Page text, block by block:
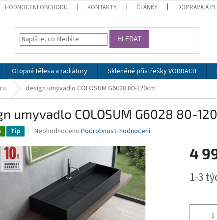
HODNOCENÍ OBCHODU KONTAKTY ČLÁNKY DOPRAVA A
HLEDAT
Otopná tělesa a radiátory Skleněné přístřešky VORDACH
design umyvadlo COLOSUM G6028 80-120cm
umyvadlo COLOSUM G6028 80-
Tip
Průměrné
produktu
je
hvězdiček.
Neohodnoceno Podrobnosti hodnocení
4
cena:
1-3